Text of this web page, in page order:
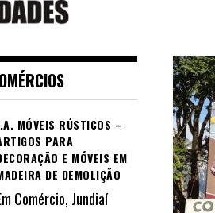
MÓVEIS RÚSTICOS –
PARA
E MÓVEIS EM
DE DEMOLIÇÃO
Comércio, Jundiaí